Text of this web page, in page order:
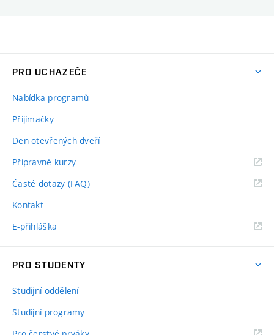
PRO UCHAZEČE
Nabídka programů
Přijímačky
Den otevřených dveří
Přípravné kurzy
Časté dotazy (FAQ)
Kontakt
E-přihláška
PRO STUDENTY
Studijní oddělení
Studijní programy